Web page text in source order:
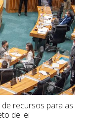
recursos para as
de lei